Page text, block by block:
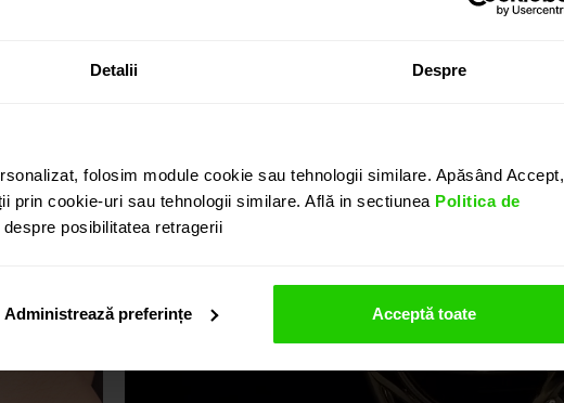
Detalii Despre
folosim module cookie sau tehnologii similare. Apăsând Accept,
prin cookie-uri sau tehnologii similare. Află in sectiunea Politica de
posibilitatea retragerii
Administrează preferințe Acceptă toate